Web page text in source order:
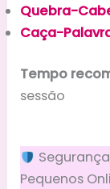
Quebra-
Caça-
Tempo
sessão
Pequenos